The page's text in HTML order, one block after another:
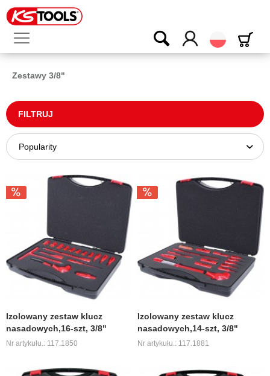
Polski
Zestawy 3/8"
FILTRUJ
Izolowany zestaw klucz
nasadowych,16-szt, 3/8"
Nr artykułu.: 117.1850
Izolowany zestaw klucz
nasadowych,14-szt, 3/8"
Nr artykułu.: 117.1881